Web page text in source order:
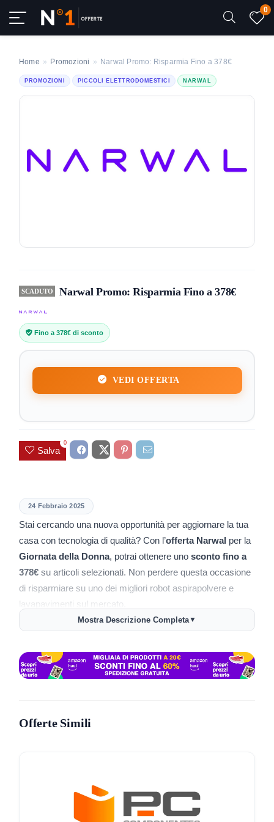
0
Home » Promozioni » Narwal Promo: Risparmia Fino a 378€
PROMOZIONI PICCOLI ELETTRODOMESTICI NARWAL
SCADUTO Narwal Promo: Risparmia Fino a 378€
Fino a 378€ di sconto
VEDI OFFERTA
Salva
0
24 Febbraio 2025
Stai cercando una nuova opportunità per aggiornare la tua
casa con tecnologia di qualità? Con l’offerta Narwal per la
Giornata della Donna, potrai ottenere uno sconto fino a
378€ su articoli selezionati. Non perdere questa occasione
di risparmiare su uno dei migliori robot aspirapolvere e
lavapavimenti sul mercato.
Come ottenere lo sconto
Visita il link promozionale: clicca sul link sottostante
per accedere all’offerta e scegliere i prodotti che desideri
aggiungilo al tuo carrello.
Completa l’acquisto
approfitta della promozione prima che scada.
Mostra Descrizione Completa▼
Offerte Simili